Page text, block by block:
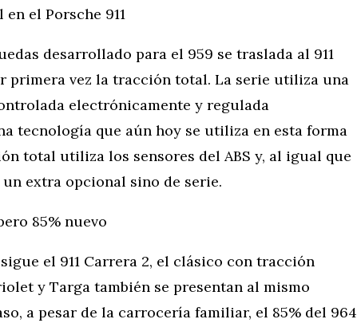
el Porsche 911
desarrollado para el 959 se traslada al 911
primera vez la tracción total. La serie utiliza una
electrónicamente y regulada
tecnología que aún hoy se utiliza en esta forma
total utiliza los sensores del ABS y, al igual que
extra opcional sino de serie.
85% nuevo
el 911 Carrera 2, el clásico con tracción
y Targa también se presentan al mismo
a pesar de la carrocería familiar, el 85% del 964